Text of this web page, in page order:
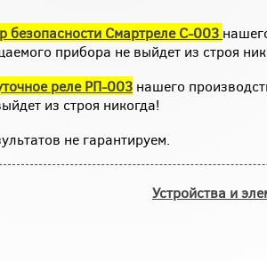
безопасности Смартреле С-003
прибора не выйдет из строя
реле РП-003 нашего
из строя никогда!
не гарантируем.
Устройства и